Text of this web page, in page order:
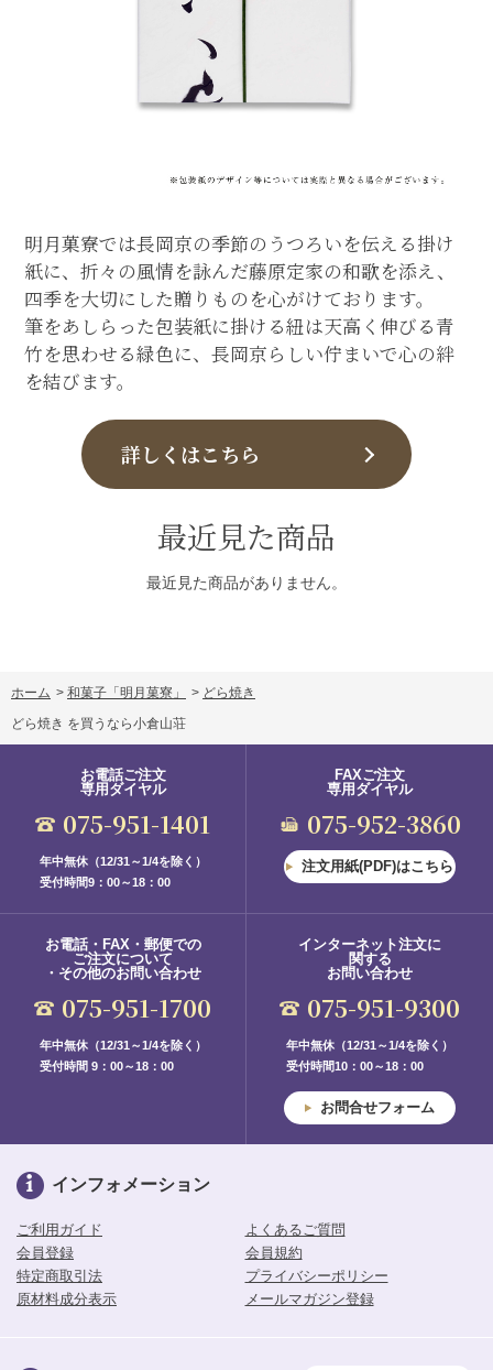
明月菓寮では長岡京の季節のうつろいを伝える掛け
紙に、折々の風情を詠んだ藤原定家の和歌を添え、
四季を大切にした贈りものを心がけております。
筆をあしらった包装紙に掛ける紐は天高く伸びる青
竹を思わせる緑色に、長岡京らしい佇まいで心の絆
を結びます。
詳しくはこちら
最近見た商品
最近見た商品がありません。
ホーム > 和菓子「明月菓寮」 > どら焼き
どら焼き を買うなら小倉山荘
お電話ご注文
専用ダイヤル
075-951-1401
年中無休（12/31～1/4を除く）
受付時間9：00～18：00
FAXご注文
専用ダイヤル
075-952-3860
注文用紙(PDF)はこちら
お電話・FAX・郵便での
ご注文について
・その他のお問い合わせ
075-951-1700
年中無休（12/31～1/4を除く）
受付時間 9：00～18：00
インターネット注文に
関する
お問い合わせ
075-951-9300
年中無休（12/31～1/4を除く）
受付時間10：00～18：00
お問合せフォーム
インフォメーション
ご利用ガイド
よくあるご質問
会員登録
会員規約
特定商取引法
プライバシーポリシー
原材料成分表示
メールマガジン登録